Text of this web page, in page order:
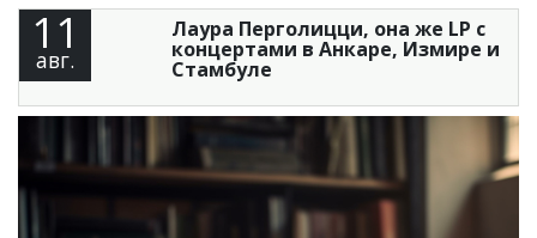
11
авг.
Лаура Перголицци, она же LP с
концертами в Анкаре, Измире и
Стамбуле